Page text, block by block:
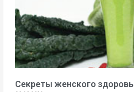
Секреты женского